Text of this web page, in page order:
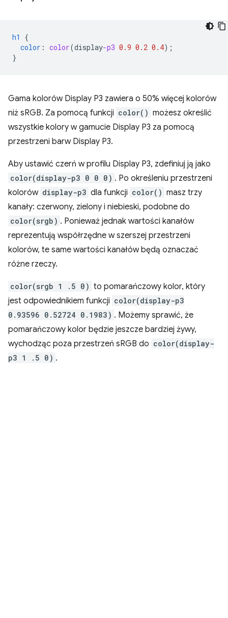
h1
{
color : color(display-p3 0.9 0.2 0.4);
}
Gama kolorów Display P3 zawiera o 50% więcej kolorów
niż sRGB. Za pomocą funkcji color() możesz określić
wszystkie kolory w gamucie Display P3 za pomocą
przestrzeni barw Display P3.
Aby ustawić czerń w profilu Display P3, zdefiniuj ją jako
color(display-p3 0 0 0) . Po określeniu przestrzeni
kolorów display-p3 dla funkcji color() masz trzy
kanały: czerwony, zielony i niebieski, podobne do
color(srgb) . Ponieważ jednak wartości kanałów
reprezentują współrzędne w szerszej przestrzeni
kolorów, te same wartości kanałów będą oznaczać
różne rzeczy.
color(srgb 1 .5 0) to pomarańczowy kolor, który
jest odpowiednikiem funkcji color(display-p3
0.93596 0.52724 0.1983) . Możemy sprawić, że
pomarańczowy kolor będzie jeszcze bardziej żywy,
wychodząc poza przestrzeń sRGB do color(display-
p3 1 .5 0) .